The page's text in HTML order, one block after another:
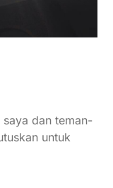
dan teman-
untuk